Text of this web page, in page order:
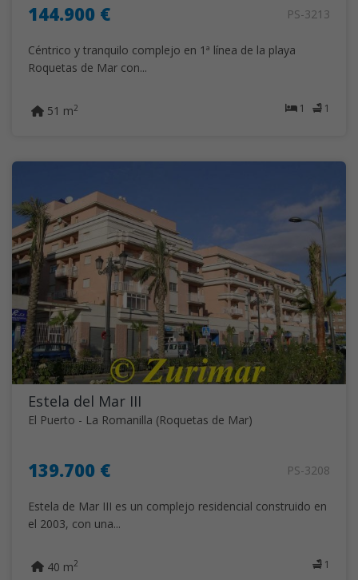
144.900 € PS-3213
Céntrico y tranquilo complejo en 1ª línea de la playa
Roquetas de Mar con...
1 1
51 m2
Estela del Mar III
El Puerto - La Romanilla (Roquetas de Mar)
139.700 € PS-3208
Estela de Mar III es un complejo residencial construido en
el 2003, con una...
1
40 m2